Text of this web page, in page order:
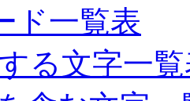
ド一覧表
る文字一